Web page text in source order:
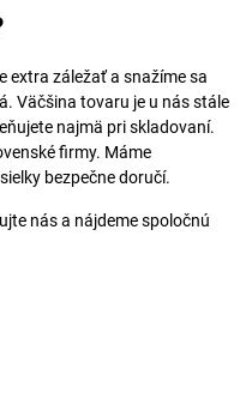
extra záležať a snažíme sa
Väčšina tovaru je u nás stále
najmä pri skladovaní.
firmy. Máme
bezpečne doručí.
nás a nájdeme spoločnú